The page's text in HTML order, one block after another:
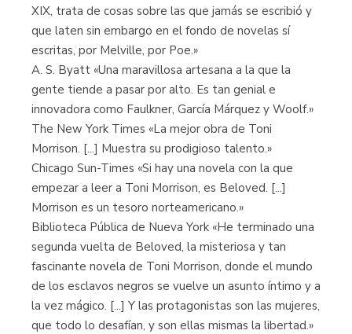
XIX, trata de cosas sobre las que jamás se escribió y
que laten sin embargo en el fondo de novelas sí
escritas, por Melville, por Poe.»
A. S. Byatt «Una maravillosa artesana a la que la
gente tiende a pasar por alto. Es tan genial e
innovadora como Faulkner, García Márquez y Woolf.»
The New York Times «La mejor obra de Toni
Morrison. [...] Muestra su prodigioso talento.»
Chicago Sun-Times «Si hay una novela con la que
empezar a leer a Toni Morrison, es Beloved. [...]
Morrison es un tesoro norteamericano.»
Biblioteca Pública de Nueva York «He terminado una
segunda vuelta de Beloved, la misteriosa y tan
fascinante novela de Toni Morrison, donde el mundo
de los esclavos negros se vuelve un asunto íntimo y a
la vez mágico. [...] Y las protagonistas son las mujeres,
que todo lo desafían, y son ellas mismas la libertad.»